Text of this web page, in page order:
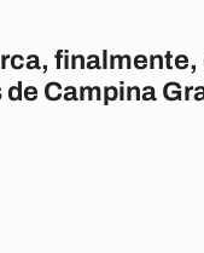
de Campina